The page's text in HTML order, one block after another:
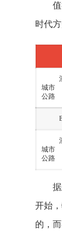
时代
城市
公路
城市
公路
开始
的，